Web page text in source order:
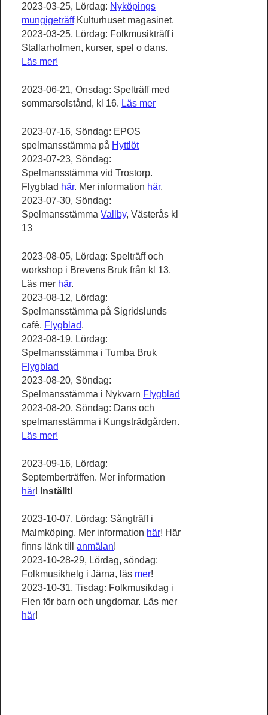
2023-03-25, Lördag: Nyköpings
mungigeträffKulturhuset magasinet.
2023-03-25, Lördag: Folkmusikträff i
Stallarholmen, kurser, spel o dans.
Läs mer!
2023-06-21, Onsdag: Spelträff med
sommarsolstånd, kl 16. Läs mer
2023-07-16, Söndag: EPOS
spelmansstämma på Hyttlöt
2023-07-23, Söndag:
Spelmansstämma vid Trostorp.
Flygblad här. Mer information här.
2023-07-30, Söndag:
Spelmansstämma Vallby, Västerås kl
13
2023-08-05, Lördag: Spelträff och
workshop i Brevens Bruk från kl 13.
Läs mer här.
2023-08-12, Lördag:
Spelmansstämma på Sigridslunds
café. Flygblad.
2023-08-19, Lördag:
Spelmansstämma i Tumba Bruk
Flygblad
2023-08-20, Söndag:
Spelmansstämma i Nykvarn Flygblad
2023-08-20, Söndag: Dans och
spelmansstämma i Kungsträdgården.
Läs mer!
2023-09-16, Lördag:
Septemberträffen. Mer information
här! Inställt!
2023-10-07, Lördag: Sångträff i
Malmköping. Mer information här! Här
finns länk till anmälan!
2023-10-28-29, Lördag, söndag:
Folkmusikhelg i Järna, läs mer!
2023-10-31, Tisdag: Folkmusikdag i
Flen för barn och ungdomar. Läs mer
här!